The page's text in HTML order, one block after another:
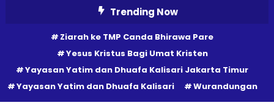
Trending Now
Ziarah ke TMP Canda Bhirawa Pare
Yesus Kristus Bagi Umat Kristen
Yayasan Yatim dan Dhuafa Kalisari Jakarta Timur
Yayasan Yatim dan Dhuafa Kalisari
Wurandungan